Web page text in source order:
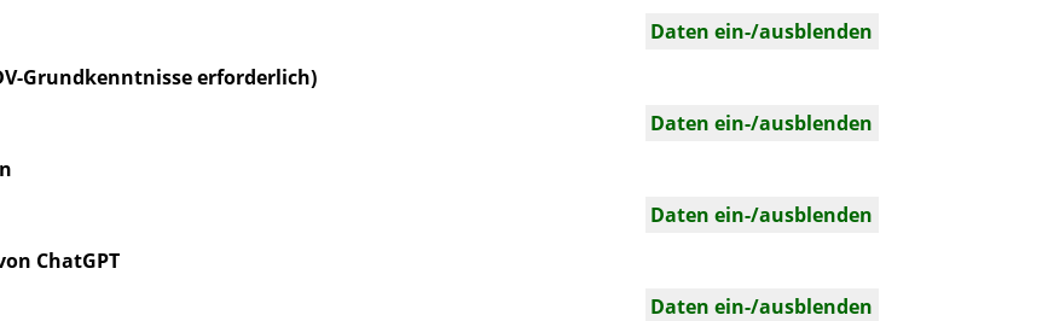
Daten ein-/ausblenden
Grundkenntnisse erforderlich)
Daten ein-/ausblenden
Daten ein-/ausblenden
ChatGPT
Daten ein-/ausblenden